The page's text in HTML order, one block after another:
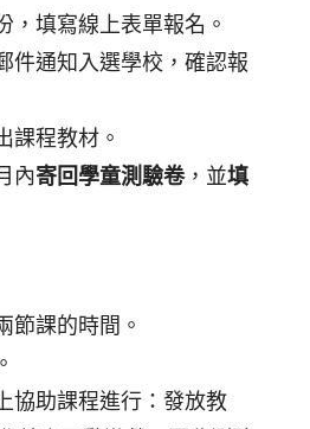
，填寫線上表單報名。
件通知入選學校，確認報
課程教材。
內寄回學童測驗卷，並填
節課的時間。
協助課程進行：發放教